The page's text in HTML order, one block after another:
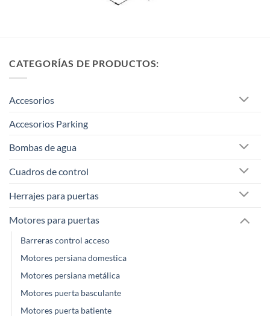
CATEGORÍAS DE PRODUCTOS:
Accesorios
Accesorios Parking
Bombas de agua
Cuadros de control
Herrajes para puertas
Motores para puertas
Barreras control acceso
Motores persiana domestica
Motores persiana metálica
Motores puerta basculante
Motores puerta batiente